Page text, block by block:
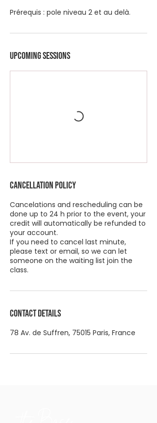
Prérequis : pole niveau 2 et au delà.
Upcoming Sessions
Cancellation Policy
Cancelations and rescheduling can be
done up to 24 h prior to the event, your
credit will automatically be refunded to
your account.
If you need to cancel last minute,
please text or email, so we can let
someone on the waiting list join the
Contact Details
78 Av. de Suffren, 75015 Paris, France